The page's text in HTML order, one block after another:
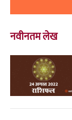
नवीनतम लेख